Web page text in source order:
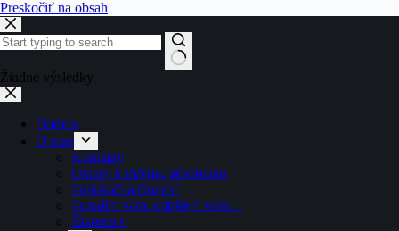
Preskočiť na obsah
Žiadne výsledky
Domov
O mne
Kontakty
Ohlasy k môjmu pôsobeniu
Publikačná činnosť
Poradím vám, odpíšem vám…
Životopis